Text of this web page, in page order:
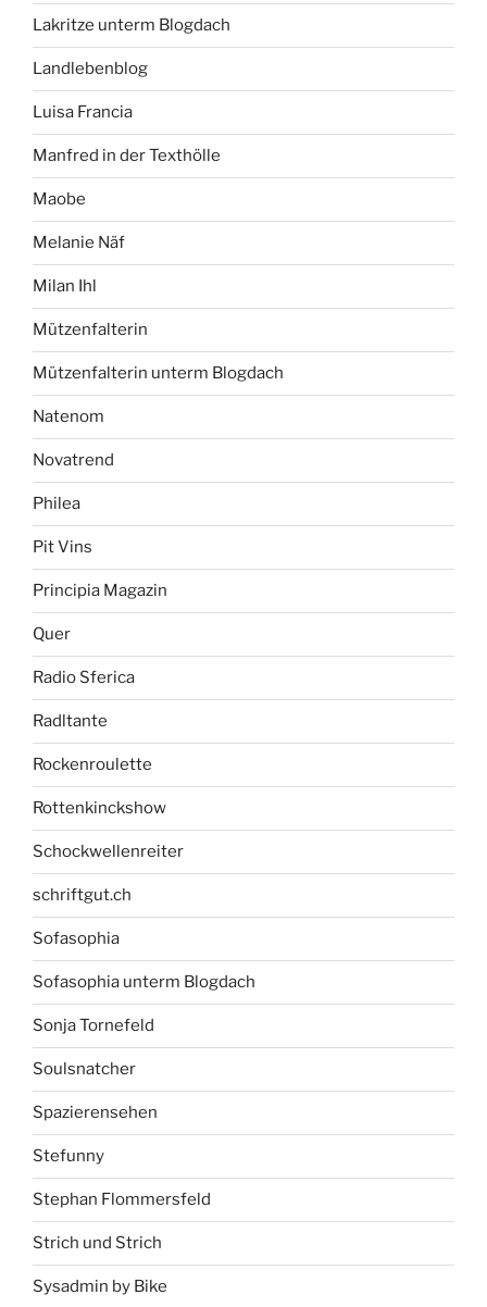
Lakritze unterm Blogdach
Landlebenblog
Luisa Francia
Manfred in der Texthölle
Maobe
Melanie Näf
Milan Ihl
Mützenfalterin
Mützenfalterin unterm Blogdach
Natenom
Novatrend
Philea
Pit Vins
Principia Magazin
Quer
Radio Sferica
Radltante
Rockenroulette
Rottenkinckshow
Schockwellenreiter
schriftgut.ch
Sofasophia
Sofasophia unterm Blogdach
Sonja Tornefeld
Soulsnatcher
Spazierensehen
Stefunny
Stephan Flommersfeld
Strich und Strich
Sysadmin by Bike